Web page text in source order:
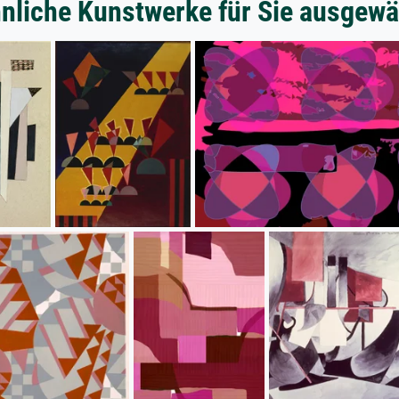
Kunstwerke für Sie